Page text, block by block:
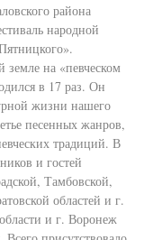
района
народной
земле на «певческом
в 17 раз. Он
жизни нашего
песенных жанров,
традиций. В
и гостей
Тамбовской,
областей и г.
и г. Воронеж